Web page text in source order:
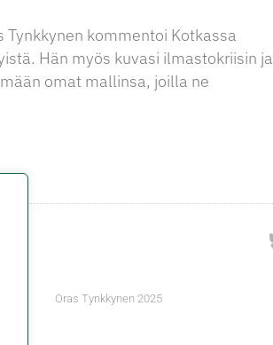
kommentoi Kotkassa
Hän myös kuvasi ilmastokriisin ja
omat mallinsa, joilla ne
Oras Tynkkynen 2025